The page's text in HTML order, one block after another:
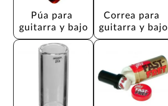
Púa para
guitarra y bajo
Correa para
guitarra y bajo